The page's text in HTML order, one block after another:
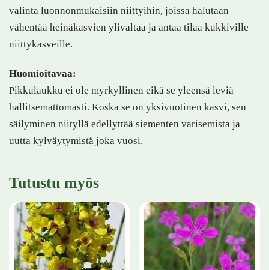
valinta luonnonmukaisiin niittyihin, joissa halutaan
vähentää heinäkasvien ylivaltaa ja antaa tilaa kukkiville
niittykasveille.
Huomioitavaa:
Pikkulaukku ei ole myrkyllinen eikä se yleensä leviä
hallitsemattomasti. Koska se on yksivuotinen kasvi, sen
säilyminen niityllä edellyttää siementen varisemista ja
uutta kylväytymistä joka vuosi.
Tutustu myös